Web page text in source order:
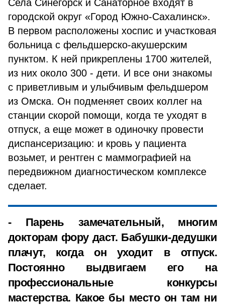
Села Синегорск и Санаторное входят в
городской округ «Город Южно-Сахалинск».
В первом расположены хоспис и участковая
больница с фельдшерско-акушерским
пунктом. К ней прикреплены 1700 жителей,
из них около 300 - дети. И все они знакомы
с приветливым и улыбчивым фельдшером
из Омска. Он подменяет своих коллег на
станции скорой помощи, когда те уходят в
отпуск, а еще может в одиночку провести
диспансеризацию: и кровь у пациента
возьмет, и рентген с маммографией на
передвижном диагностическом комплексе
сделает.
- Парень замечательный, многим
докторам фору даст. Бабушки-дедушки
плачут, когда он уходит в отпуск.
Постоянно выдвигаем его на
профессиональные конкурсы
мастерства. Какое бы место он там ни